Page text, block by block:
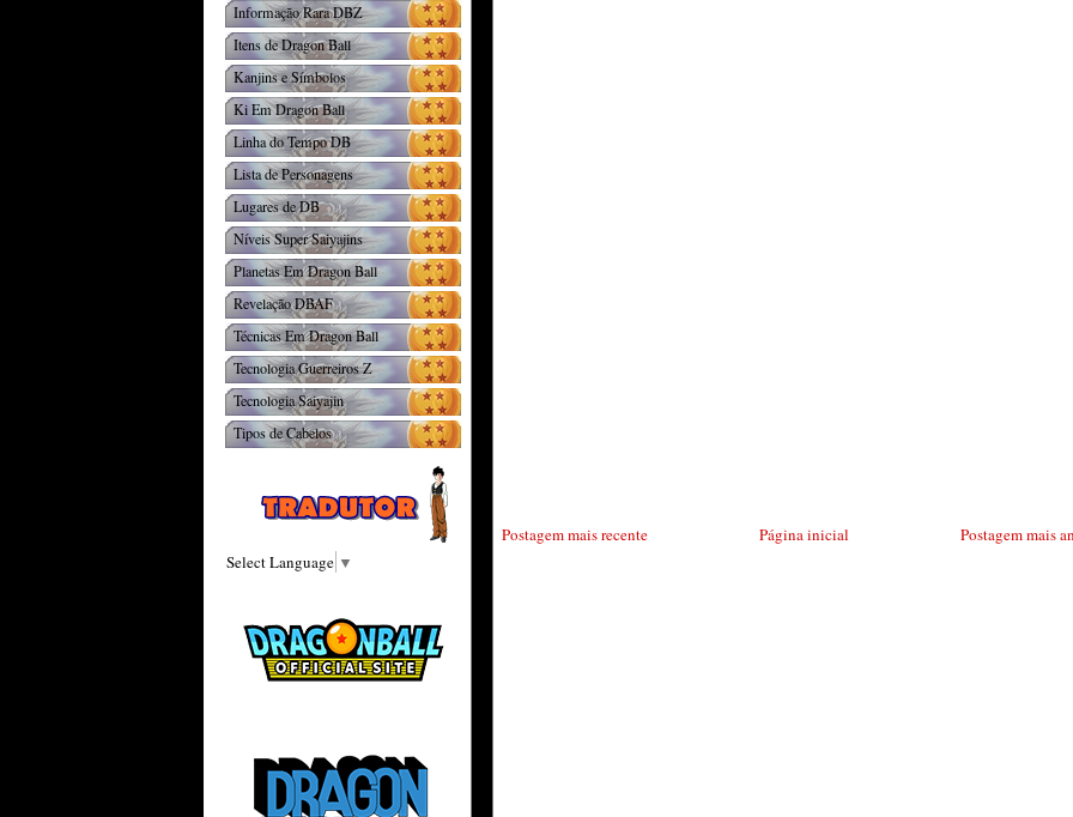
Postagem mais recente Postagem mais
Página inicial
Informação Rara DBZ
Itens de Dragon Ball
Kanjins e Símbolos
Ki Em Dragon Ball
Linha do Tempo DB
Lista de Personagens
Lugares de DB
Níveis Super Saiyajins
Planetas Em Dragon Ball
Revelação DBAF
Técnicas Em Dragon Ball
Tecnologia Guerreiros Z
Tecnologia Saiyajin
Tipos de Cabelos
Select Language ▼